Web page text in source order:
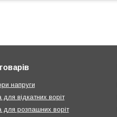
напруги
відкатних воріт
для розпашних воріт